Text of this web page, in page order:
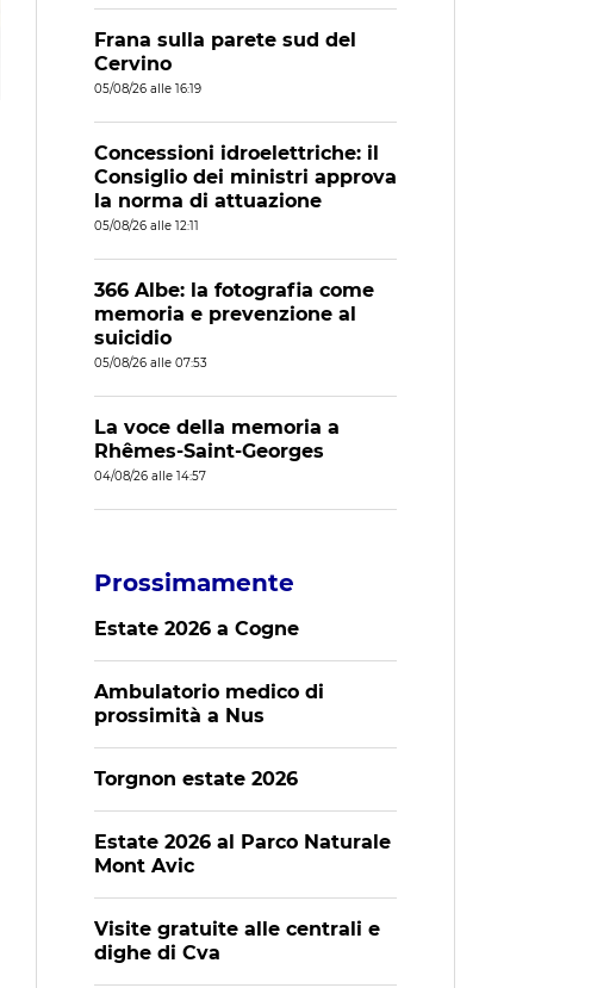
Frana sulla parete sud del
Cervino
05/08/26 alle 16:19
Concessioni idroelettriche: il
Consiglio dei ministri approva
la norma di attuazione
05/08/26 alle 12:11
366 Albe: la fotografia come
memoria e prevenzione al
suicidio
05/08/26 alle 07:53
La voce della memoria a
Rhêmes-Saint-Georges
04/08/26 alle 14:57
Prossimamente
Estate 2026 a Cogne
Ambulatorio medico di
prossimità a Nus
Torgnon estate 2026
Estate 2026 al Parco Naturale
Mont Avic
Visite gratuite alle centrali e
dighe di Cva